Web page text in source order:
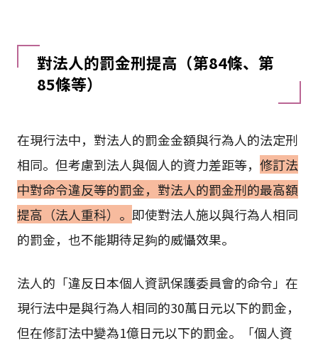
對法人的罰金刑提高（第84條、第
85條等）
在現行法中，對法人的罰金金額與行為人的法定刑
相同。但考慮到法人與個人的資力差距等， 修訂法
中對命令違反等的罰金，對法人的罰金刑的最高額
提高（法人重科）。 即使對法人施以與行為人相同
的罰金，也不能期待足夠的威懾效果。
法人的「違反日本個人資訊保護委員會的命令」在
現行法中是與行為人相同的30萬日元以下的罰金，
但在修訂法中變為1億日元以下的罰金。「個人資